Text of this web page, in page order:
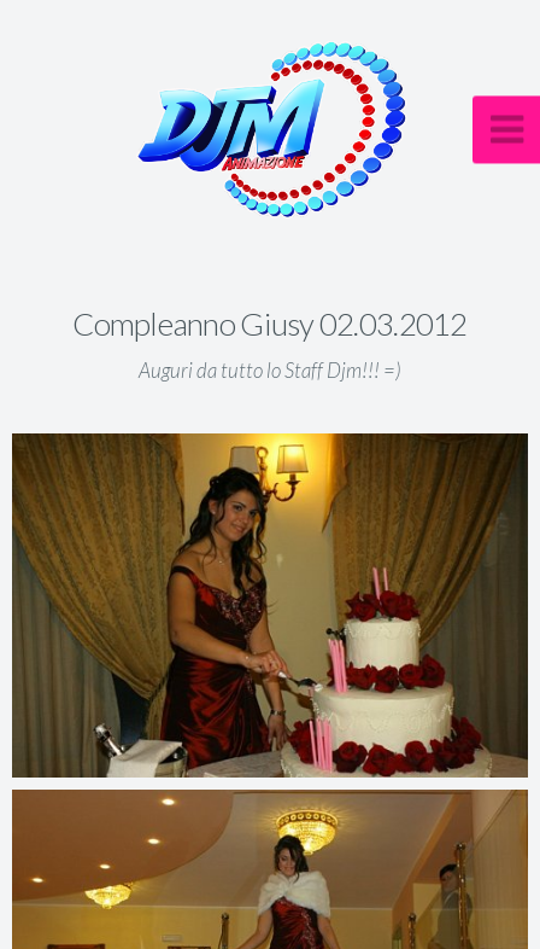
Compleanno Giusy 02.03.2012
Auguri da tutto lo Staff Djm!!! =)